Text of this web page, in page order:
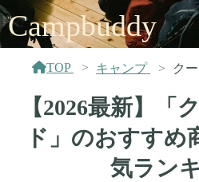
Campbuddy
TOP キャンプ ク
【2026最新】「
ド」のおすすめ
気ラン